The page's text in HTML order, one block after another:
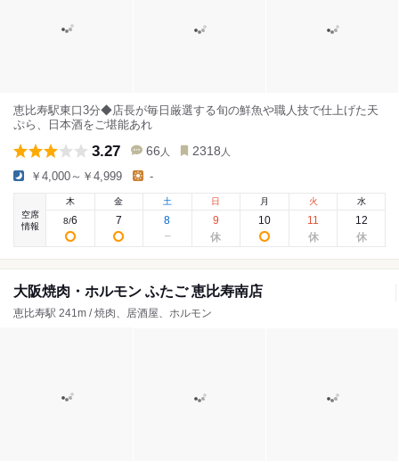
恵比寿駅東口3分◆店長が毎日厳選する旬の鮮魚や職人技で仕上げた天
ぷら、日本酒をご堪能あれ
3.27 66 人 2318 人
￥4,000～￥4,999 -
空席
情報
木
8/6
金
7
土
8
日
9
月
10
火
11
水
12
大阪焼肉・ホルモン ふたご 恵比寿南店
恵比寿駅 241m / 焼肉、居酒屋、ホルモン